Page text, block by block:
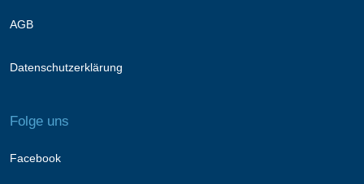
AGB
Datenschutzerklärung
Folge uns
Facebook